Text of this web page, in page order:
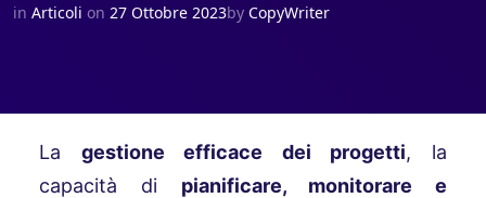
in Articoli on 27 Ottobre 2023by CopyWriter
La gestione efficace dei progetti, la
capacità di pianificare, monitorare e